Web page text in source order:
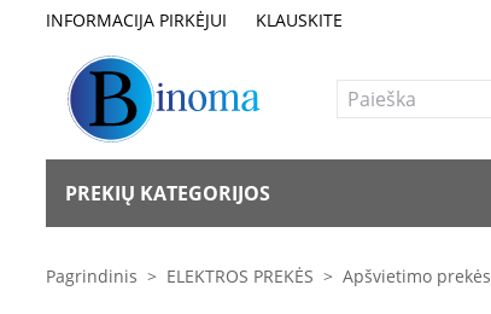
INFORMACIJA PIRKĖJUI KLAUSKITE
PREKIŲ KATEGORIJOS
Pagrindinis > ELEKTROS PREKĖS > Apšvietimo prekės